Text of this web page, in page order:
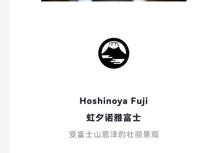
Hoshinoya Fuji
虹夕诺雅富士
受富士山恩泽的壮丽景观